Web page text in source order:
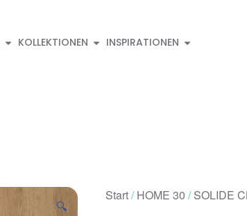
KOLLEKTIONEN
INSPIRATIONEN
🔍
Start/HOME 30 /SOLIDE